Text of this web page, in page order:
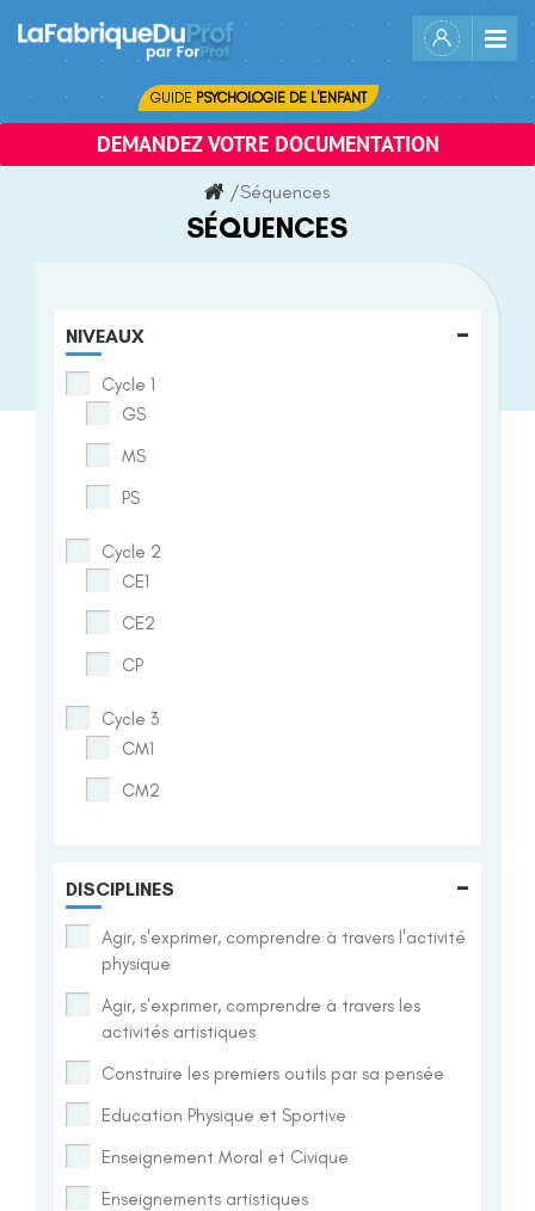
content
GUIDE PSYCHOLOGIE DE L'ENFANT
DEMANDEZ VOTRE DOCUMENTATION
/Séquences
SÉQUENCES
NIVEAUX -
Cycle 1
GS
MS
PS
Cycle 2
CE1
CE2
CP
Cycle 3
CM1
CM2
DISCIPLINES -
Agir, s'exprimer, comprendre à travers l'activité
physique
Agir, s'exprimer, comprendre à travers les
activités artistiques
Construire les premiers outils par sa pensée
Education Physique et Sportive
Enseignement Moral et Civique
Enseignements artistiques